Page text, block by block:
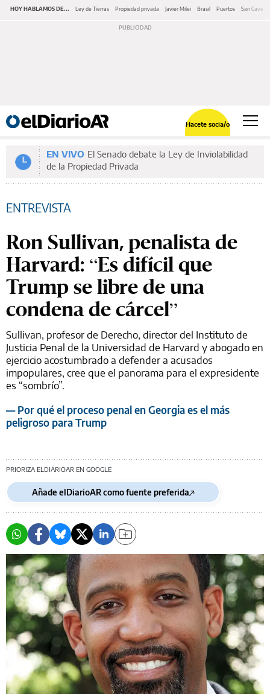
HOY HABLAMOS DE... Ley de Tierras Propiedad privada Javier Milei Brasil Puertos San
Hacete socia/o
EN VIVO El Senado debate la Ley de Inviolabilidad
de la Propiedad Privada
ENTREVISTA
Ron Sullivan, penalista de
Harvard: “Es difícil que
Trump se libre de una
condena de cárcel”
Sullivan, profesor de Derecho, director del Instituto de
Justicia Penal de la Universidad de Harvard y abogado en
ejercicio acostumbrado a defender a acusados
impopulares, cree que el panorama para el expresidente
es “sombrío”.
— Por qué el proceso penal en Georgia es el más
peligroso para Trump
PRIORIZA ELDIARIOAR EN GOOGLE
Añade elDiarioAR como fuente preferida